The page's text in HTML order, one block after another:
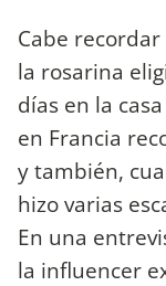
Cabe
la rosarina
días en la
en Francia
y también,
hizo varias
En una
la influencer